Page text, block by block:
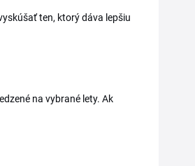
ten, ktorý dáva lepšiu
na vybrané lety. Ak